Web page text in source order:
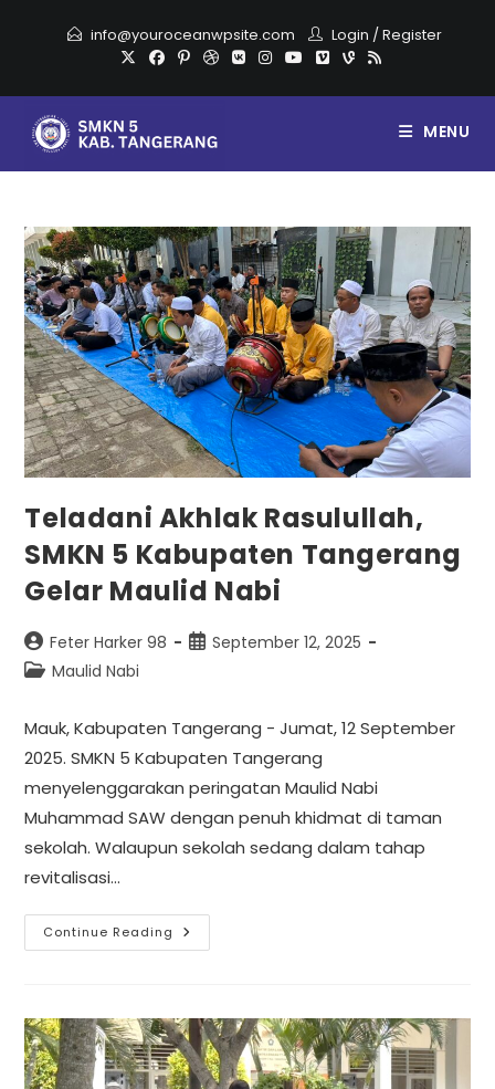
info@youroceanwpsite.com Login /Register
MENU
Teladani Akhlak Rasulullah,
SMKN 5 Kabupaten Tangerang
Gelar Maulid Nabi
Feter Harker 98
September 12, 2025
Maulid Nabi
Mauk, Kabupaten Tangerang - Jumat, 12 September
2025. SMKN 5 Kabupaten Tangerang
menyelenggarakan peringatan Maulid Nabi
Muhammad SAW dengan penuh khidmat di taman
sekolah. Walaupun sekolah sedang dalam tahap
revitalisasi…
Continue Reading